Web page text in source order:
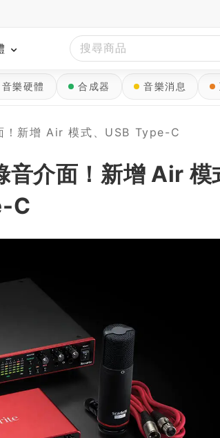
音樂硬體 合成器 音樂消息
新增 Air 模式、USB Type-C
介面！新增 Air 模
C